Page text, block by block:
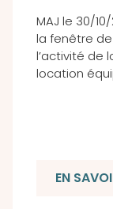
MAJ le 30/
la fenêtre de
l’activité de
location
EN